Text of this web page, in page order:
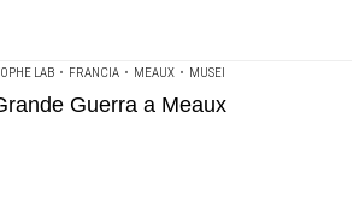
LAB • FRANCIA • MEAUX • MUSEI
Guerra a Meaux